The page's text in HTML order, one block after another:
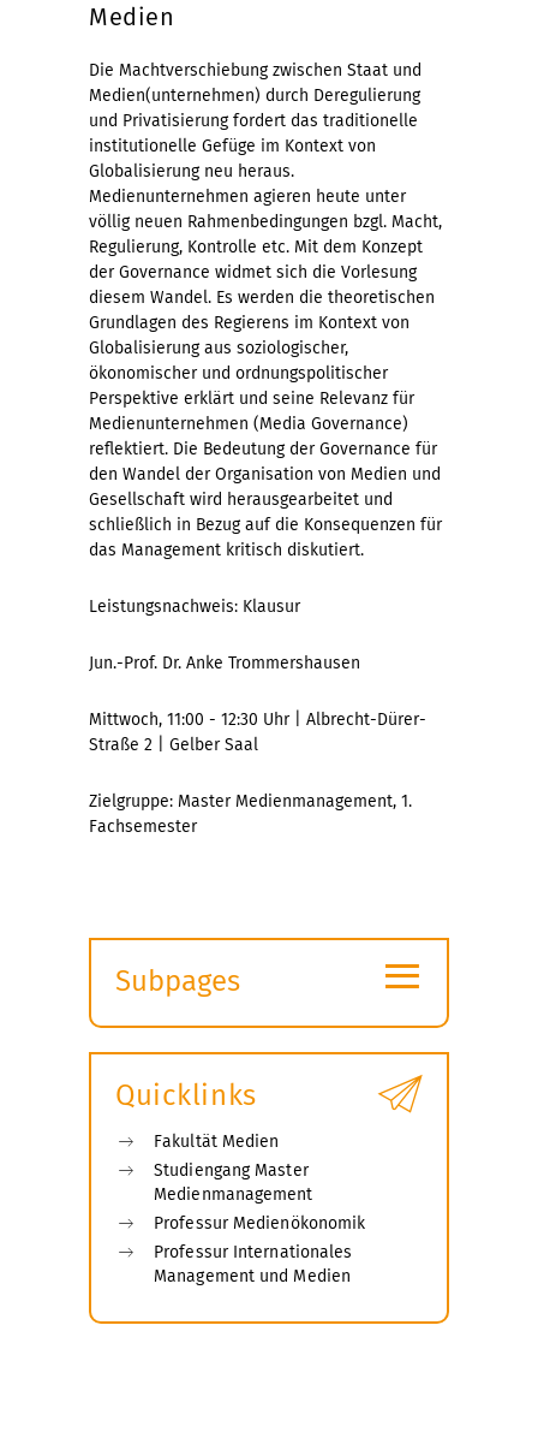
Medien
Die Machtverschiebung zwischen Staat und
Medien(unternehmen) durch Deregulierung
und Privatisierung fordert das traditionelle
institutionelle Gefüge im Kontext von
Globalisierung neu heraus.
Medienunternehmen agieren heute unter
völlig neuen Rahmenbedingungen bzgl. Macht,
Regulierung, Kontrolle etc. Mit dem Konzept
der Governance widmet sich die Vorlesung
diesem Wandel. Es werden die theoretischen
Grundlagen des Regierens im Kontext von
Globalisierung aus soziologischer,
ökonomischer und ordnungspolitischer
Perspektive erklärt und seine Relevanz für
Medienunternehmen (Media Governance)
reflektiert. Die Bedeutung der Governance für
den Wandel der Organisation von Medien und
Gesellschaft wird herausgearbeitet und
schließlich in Bezug auf die Konsequenzen für
das Management kritisch diskutiert.
Leistungsnachweis: Klausur
Jun.-Prof. Dr. Anke Trommershausen
Mittwoch, 11:00 - 12:30 Uhr | Albrecht-Dürer-
Straße 2 | Gelber Saal
Zielgruppe: Master Medienmanagement, 1.
Fachsemester
Subpages
submenu
≡
Quicklinks
Fakultät Medien
Studiengang Master
Medienmanagement
Professur Medienökonomik
Professur Internationales
Management und Medien